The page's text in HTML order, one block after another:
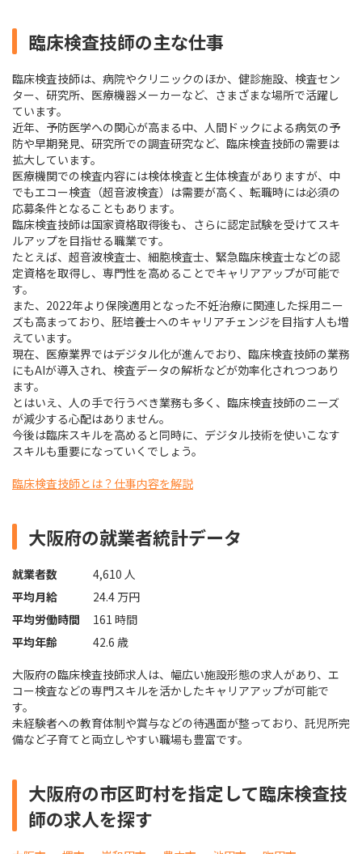
臨床検査技師の主な仕事
臨床検査技師は、病院やクリニックのほか、健診施設、検査セン
ター、研究所、医療機器メーカーなど、さまざまな場所で活躍し
ています。
近年、予防医学への関心が高まる中、人間ドックによる病気の予
防や早期発見、研究所での調査研究など、臨床検査技師の需要は
拡大しています。
医療機関での検査内容には検体検査と生体検査がありますが、中
でもエコー検査（超音波検査）は需要が高く、転職時には必須の
応募条件となることもあります。
臨床検査技師は国家資格取得後も、さらに認定試験を受けてスキ
ルアップを目指せる職業です。
たとえば、超音波検査士、細胞検査士、緊急臨床検査士などの認
定資格を取得し、専門性を高めることでキャリアアップが可能で
す。
また、2022年より保険適用となった不妊治療に関連した採用ニー
ズも高まっており、胚培養士へのキャリアチェンジを目指す人も増
えています。
現在、医療業界ではデジタル化が進んでおり、臨床検査技師の業務
にもAIが導入され、検査データの解析などが効率化されつつあり
ます。
とはいえ、人の手で行うべき業務も多く、臨床検査技師のニーズ
が減少する心配はありません。
今後は臨床スキルを高めると同時に、デジタル技術を使いこなす
スキルも重要になっていくでしょう。
臨床検査技師とは？仕事内容を解説
大阪府の就業者統計データ
就業者数
4,610 人
平均月給
24.4 万円
平均労働時間
161 時間
平均年齢
42.6 歳
大阪府の臨床検査技師求人は、幅広い施設形態の求人があり、エ
コー検査などの専門スキルを活かしたキャリアアップが可能で
す。
未経験者への教育体制や賞与などの待遇面が整っており、託児所完
備など子育てと両立しやすい職場も豊富です。
大阪府の市区町村を指定して臨床検査技
師の求人を探す